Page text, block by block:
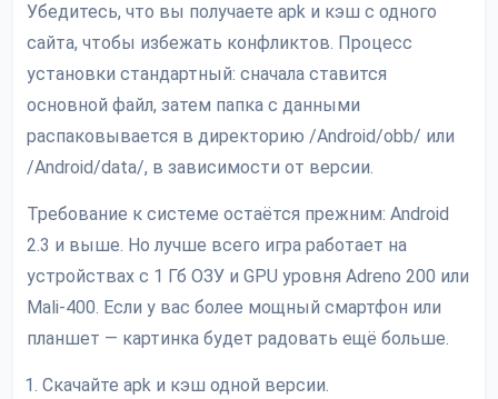
Убедитесь, что вы получаете apk и кэш с одного
сайта, чтобы избежать конфликтов. Процесс
установки стандартный: сначала ставится
основной файл, затем папка с данными
распаковывается в директорию /Android/obb/ или
/Android/data/, в зависимости от версии.
Требование к системе остаётся прежним: Android
2.3 и выше. Но лучше всего игра работает на
устройствах с 1 Гб ОЗУ и GPU уровня Adreno 200 или
Mali-400. Если у вас более мощный смартфон или
планшет — картинка будет радовать ещё больше.
Скачайте apk и кэш одной версии.